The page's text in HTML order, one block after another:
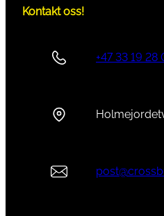
Kontakt oss!
+47 33 19 28